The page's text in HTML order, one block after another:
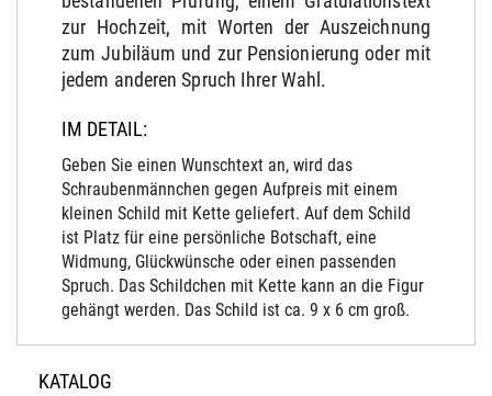
zur Hochzeit, mit Worten der Auszeichnung
zum Jubiläum und zur Pensionierung oder mit
jedem anderen Spruch Ihrer Wahl.
IM DETAIL:
Geben Sie einen Wunschtext an, wird das
Schraubenmännchen gegen Aufpreis mit einem
kleinen Schild mit Kette geliefert. Auf dem Schild
ist Platz für eine persönliche Botschaft, eine
Widmung, Glückwünsche oder einen passenden
Spruch. Das Schildchen mit Kette kann an die Figur
gehängt werden. Das Schild ist ca. 9 x 6 cm groß.
KATALOG